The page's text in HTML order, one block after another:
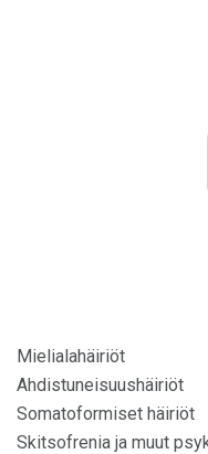
Mielialahäiriöt
Ahdistuneisuushäiriöt
Somatoformiset häiriöt
Skitsofrenia ja muut